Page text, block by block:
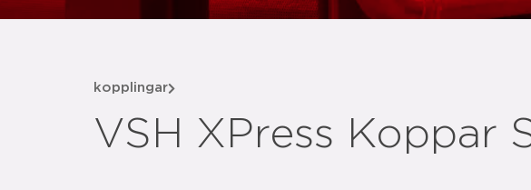
kopplingar
VSH XPress Koppar